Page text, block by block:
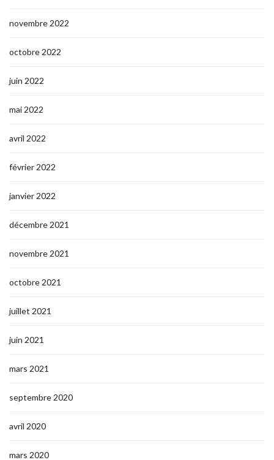
novembre 2022
octobre 2022
juin 2022
mai 2022
avril 2022
février 2022
janvier 2022
décembre 2021
novembre 2021
octobre 2021
juillet 2021
juin 2021
mars 2021
septembre 2020
avril 2020
mars 2020